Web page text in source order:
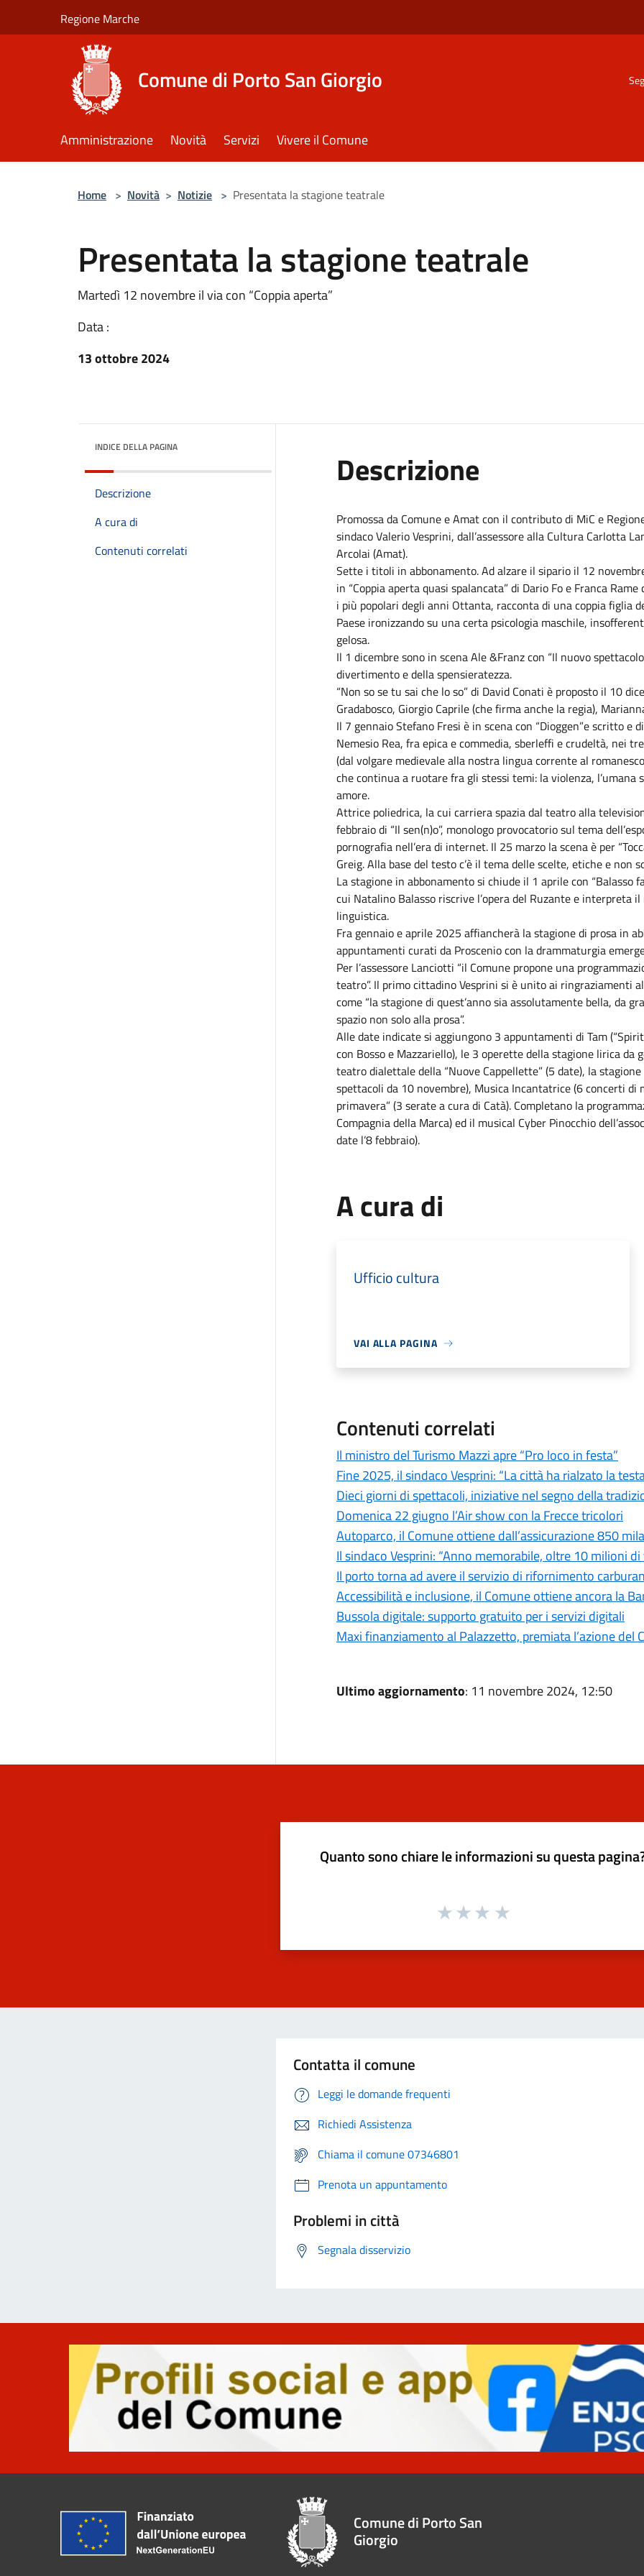
Regione Marche
Comune di Porto San Giorgio
Amministrazione Novità Servizi Vivere il Comune
Home > Novità > Notizie > Presentata la stagione teatrale
Presentata la stagione teatrale
Martedì 12 novembre il via con “Coppia aperta”
Data :
13 ottobre 2024
INDICE DELLA PAGINA
Descrizione
A cura di
Contenuti correlati
Descrizione
Promossa da Comune e Amat con il contributo di MiC e
sindaco Valerio Vesprini, dall’assessore alla Cultura Carlotta
Arcolai (Amat).
Sette i titoli in abbonamento. Ad alzare il sipario il 12
in “Coppia aperta quasi spalancata” di Dario Fo e Franca
i più popolari degli anni Ottanta, racconta di una coppia figlia
Paese ironizzando su una certa psicologia maschile,
gelosa.
Il 1 dicembre sono in scena Ale &Franz con “Il nuovo
divertimento e della spensieratezza.
“Non so se tu sai che lo so” di David Conati è proposto il 10
Gradabosco, Giorgio Caprile (che firma anche la regia),
Il 7 gennaio Stefano Fresi è in scena con “Dioggen”e scritto e
Nemesio Rea, fra epica e commedia, sberleffi e crudeltà, nei
(dal volgare medievale alla nostra lingua corrente al
che continua a ruotare fra gli stessi temi: la violenza, l’umana
amore.
Attrice poliedrica, la cui carriera spazia dal teatro alla
febbraio di “Il sen(n)o”, monologo provocatorio sul tema
pornografia nell’era di internet. Il 25 marzo la scena è per
Greig. Alla base del testo c’è il tema delle scelte, etiche e non
La stagione in abbonamento si chiude il 1 aprile con “Balasso
cui Natalino Balasso riscrive l’opera del Ruzante e interpreta
linguistica.
Fra gennaio e aprile 2025 affiancherà la stagione di prosa in
appuntamenti curati da Proscenio con la drammaturgia
Per l’assessore Lanciotti “il Comune propone una
teatro”. Il primo cittadino Vesprini si è unito ai ringraziamenti
come “la stagione di quest’anno sia assolutamente bella, da
spazio non solo alla prosa”.
Alle date indicate si aggiungono 3 appuntamenti di Tam
con Bosso e Mazzariello), le 3 operette della stagione lirica da
teatro dialettale della “Nuove Cappellette” (5 date), la
spettacoli da 10 novembre), Musica Incantatrice (6 concerti di
primavera” (3 serate a cura di Catà). Completano la
Compagnia della Marca) ed il musical Cyber Pinocchio
date l’8 febbraio).
A cura di
Ufficio cultura
VAI ALLA PAGINA
Contenuti correlati
Il ministro del Turismo Mazzi apre “Pro loco in festa”
Fine 2025, il sindaco Vesprini: “La città ha rialzato la
Dieci giorni di spettacoli, iniziative nel segno della
Domenica 22 giugno l’Air show con la Frecce tricolori
Autoparco, il Comune ottiene dall’assicurazione 850
Il sindaco Vesprini: “Anno memorabile, oltre 10 milioni
Il porto torna ad avere il servizio di rifornimento
Accessibilità e inclusione, il Comune ottiene ancora la
Bussola digitale: supporto gratuito per i servizi digitali
Maxi finanziamento al Palazzetto, premiata l’azione del
Ultimo aggiornamento: 11 novembre 2024, 12:50
Quanto sono chiare le informazioni su questa
Contatta il comune
Leggi le domande frequenti
Richiedi Assistenza
Chiama il comune 07346801
Prenota un appuntamento
Problemi in città
Segnala disservizio
Comune di Porto San
Giorgio